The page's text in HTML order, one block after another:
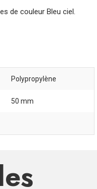
de couleur Bleu ciel.
Polypropylène
50 mm